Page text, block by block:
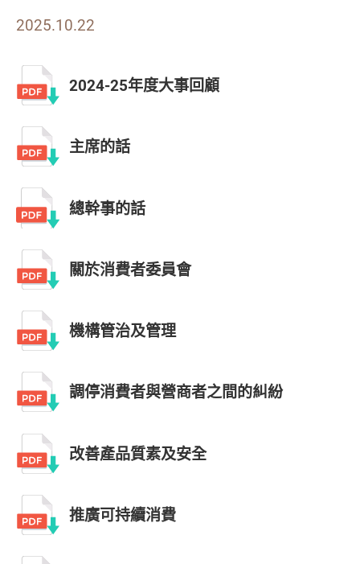
2025.10.22
2024-25年度大事回顧
主席的話
總幹事的話
關於消費者委員會
機構管治及管理
調停消費者與營商者之間的糾紛
改善產品質素及安全
推廣可持續消費